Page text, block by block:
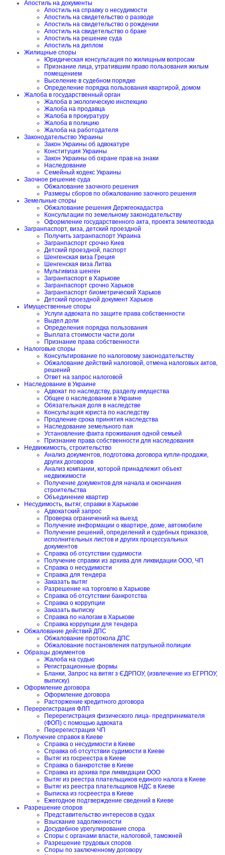
Апостиль на документы
Апостиль на справку о несудимости
Апостиль на свидетельство о разводе
Апостиль на свидетельство о рождении
Апостиль на свидетельство о браке
Апостиль на решение суда
Апостиль на диплом
Жилищные споры
Юридическая консультация по жилищным вопросам
Признание лица, утратившим право пользования жилым
помещением
Выселение в судебном порядке
Определение порядка пользования квартирой, домом
Жалоба в государственный орган
Жалоба в экологическую инспекцию
Жалоба на продавца
Жалоба в прокуратуру
Жалоба в полицию
Жалоба на работодателя
Законодательство Украины
Закон Украины об адвокатуре
Конституция Украины
Закон Украины об охране прав на знаки
Наследование
Семейный кодекс Украины
Заочное решение суда
Обжалование заочного решения
Размеры сборов по обжалованию заочного решения
Земельные споры
Обжалование решения Держгеокадастра
Консультации по земельному законодательству
Оформление государственного акта, проекта землеотвода
Загранпаспорт, виза, детский проездной
Получить загранпаспорт Украина
Загранпаспорт срочно Киев
Детский проездной, паспорт
Шенгенская виза Греция
Шенгенская виза Литва
Мультивиза шенген
Загранпаспорт в Харькове
Загранпаспорт срочно Харьков
Загранпаспорт биометрический Харьков
Детский проездной документ Харьков
Имущественные споры
Услуги адвоката по защите права собственности
Выдел доли
Определения порядка пользования
Выплата стоимости части доли
Признание права собственности
Налоговые споры
Консультирование по налоговому законодательству
Обжалование действий налоговой, отмена налоговых актов,
решений
Ответ на запрос налоговой
Наследование в Украине
Адвокат по наследству, разделу имущества
Общее о наследовании в Украине
Обязательная доля в наследстве
Консультация юриста по наследству
Продление срока принятия наследства
Наследование земельного пая
Установление факта проживания одной семьей
Признание права собственности для наследования
Недвижимость, строительство
Анализ документов, подготовка договора купли-продажи,
других договоров
Анализ компании, которой принадлежит объект
недвижимости
Получение документов для начала и окончания
строительства
Объединение квартир
Несудимость, вытяг, справки в Харькове
Адвокатский запрос
Проверка ограничений на выезд
Получение информации о квартире, доме, автомобиле
Получение решений, определений и судебных приказов,
исполнительных листов и других процессуальных
документов
Справка об отсутствии судимости
Получение справки из архива для ликвидации ООО, ЧП
Справка о несудимости
Справка для тендера
Заказать вытяг
Разрешение на торговлю в Харькове
Справка об отсутствии банкротства
Справка о коррупции
Заказать выписку
Справка по налогам в Харькове
Справка коррупции для тендера
Обжалование действий ДПС
Обжалование протокола ДПС
Обжалование постановления патрульной полиции
Образцы документов
Жалоба на судью
Регистрационные формы
Бланки, Запрос на витяг з ЄДРПОУ, (извлечение из ЕГРПОУ,
выписку)
Оформление договора
Оформление договора
Расторжение кредитного договора
Перерегистрация ФЛП
Перерегистрация физического лица- предпринимателя
(ФОП) с помощью адвоката
Перерегистрация ЧП
Получение справок в Киеве
Справка о несудимости в Киеве
Справка об отсутствии судимости в Киеве
Вытяг из госреестра в Киеве
Справка о банкротстве в Киеве
Справка из архива при ликвидации ООО
Вытяг из реестра плательщиков единого налога в Киеве
Вытяг из реестра плательщиков НДС в Киеве
Выписка из госреестра в Киеве
Ежегодное подтверждение сведений в Киеве
Разрешение споров
Представительство интересов в судах
Взыскание задолженности
Досудебное урегулирование спора
Споры с органами власти, налоговой, таможней
Разрешение трудовых споров
Споры по заключенному договору